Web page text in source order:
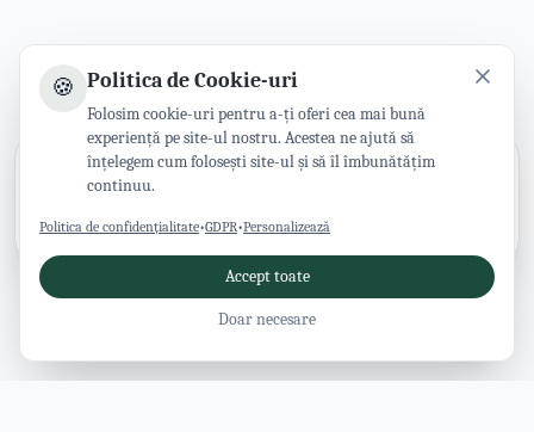
Promovate Retail
Sagila
1/16
🍪 Politica de Cookie-uri
Folosim cookie-uri pentru a-ți oferi cea mai bună
experiență pe site-ul nostru. Acestea ne ajută să
înțelegem cum folosești site-ul și să îl îmbunătățim
continuu.
Politica de confidențialitate•GDPR•Personalizează
Accept toate
Doar necesare